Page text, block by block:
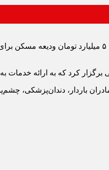
نفر و به ارزش ۱۳ میلیارد تومان انجامید.